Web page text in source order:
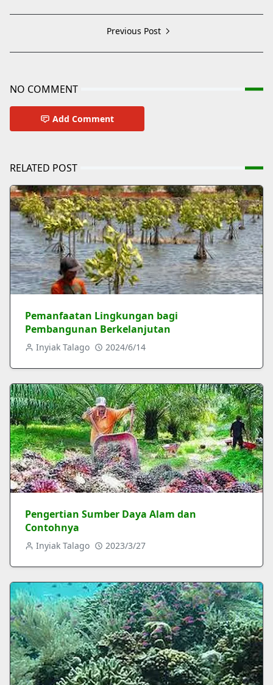
Previous Post
NO COMMENT
Add Comment
RELATED POST
Pemanfaatan Lingkungan bagi
Pembangunan Berkelanjutan
Inyiak Talago 2024/6/14
Pengertian Sumber Daya Alam dan
Contohnya
Inyiak Talago 2023/3/27